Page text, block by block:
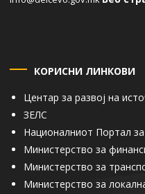
КОРИСНИ ЛИНКОВИ
Центар за развој на
ЗЕЛС
Националниот Портал за
Министерство за
Министерство за
Министерство за